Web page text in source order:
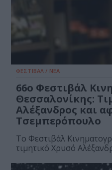
ΦΕΣΤΙΒΑΛ / ΝΕΑ
66o Φεστιβάλ
Θεσσαλονίκης:
Αλέξανδρος και
Τσεμπερόπουλο
Το Φεστιβάλ
τιμητικό Χρυσό